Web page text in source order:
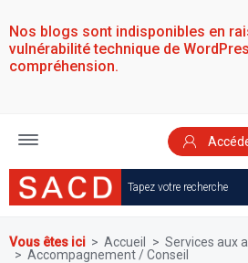
au
contenu
principal
Nos blogs sont indisponibles en
vulnérabilité technique de
compréhension.
Vous êtes ici Accueil
Services aux
Accompagnement / Conseil